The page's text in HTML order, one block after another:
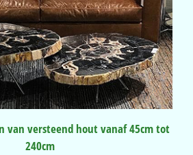
van versteend hout vanaf 45cm tot
240cm